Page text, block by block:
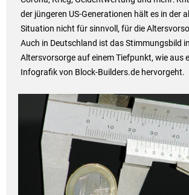
der jüngeren US-Generationen hält es in der
Situation nicht für sinnvoll, für die
Auch in Deutschland ist das Stimmungsbild
Altersvorsorge auf einem Tiefpunkt, wie aus
Infografik von Block-Builders.de hervorgeht.